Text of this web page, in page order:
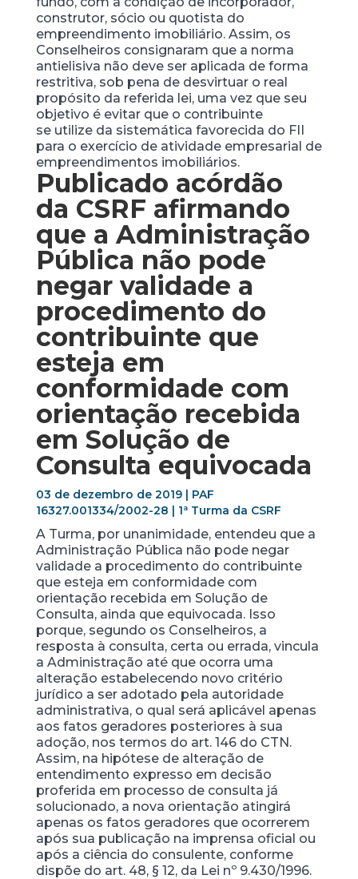
construtor, sócio ou quotista do
empreendimento imobiliário. Assim, os
Conselheiros consignaram que a norma
antielisiva não deve ser aplicada de forma
restritiva, sob pena de desvirtuar o real
propósito da referida lei, uma vez que seu
objetivo é evitar que o contribuinte
se utilize da sistemática favorecida do FII
para o exercício de atividade empresarial de
empreendimentos imobiliários.
Publicado acórdão
da CSRF afirmando
que a Administração
Pública não pode
negar validade a
procedimento do
contribuinte que
esteja em
conformidade com
orientação recebida
em Solução de
Consulta equivocada
03 de dezembro de 2019 | PAF
16327.001334/2002-28 | 1ª Turma da CSRF
A Turma, por unanimidade, entendeu que a
Administração Pública não pode negar
validade a procedimento do contribuinte
que esteja em conformidade com
orientação recebida em Solução de
Consulta, ainda que equivocada. Isso
porque, segundo os Conselheiros, a
resposta à consulta, certa ou errada, vincula
a Administração até que ocorra uma
alteração estabelecendo novo critério
jurídico a ser adotado pela autoridade
administrativa, o qual será aplicável apenas
aos fatos geradores posteriores à sua
adoção, nos termos do art. 146 do CTN.
Assim, na hipótese de alteração de
entendimento expresso em decisão
proferida em processo de consulta já
solucionado, a nova orientação atingirá
apenas os fatos geradores que ocorrerem
após sua publicação na imprensa oficial ou
após a ciência do consulente, conforme
dispõe do art. 48, § 12, da Lei nº 9.430/1996.